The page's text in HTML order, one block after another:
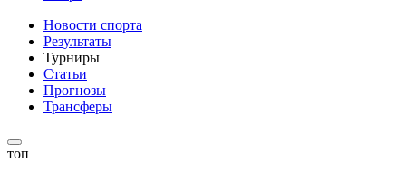
Новости спорта
Результаты
Турниры
Статьи
Прогнозы
Трансферы
топ